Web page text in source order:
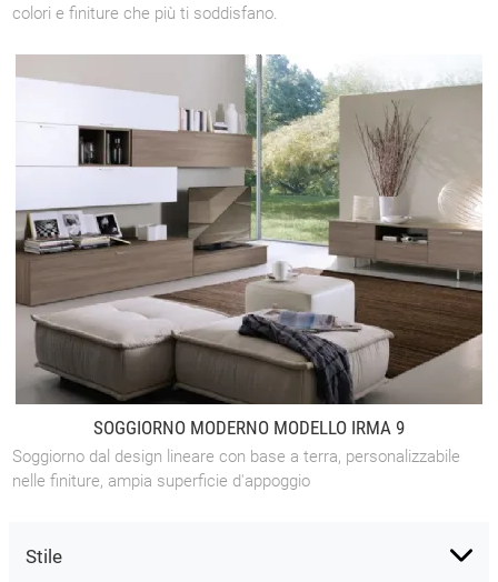
Stile
colori e finiture che più ti soddisfano.
SOGGIORNO MODERNO MODELLO IRMA 9
Soggiorno dal design lineare con base a terra, personalizzabile
nelle finiture, ampia superficie d'appoggio